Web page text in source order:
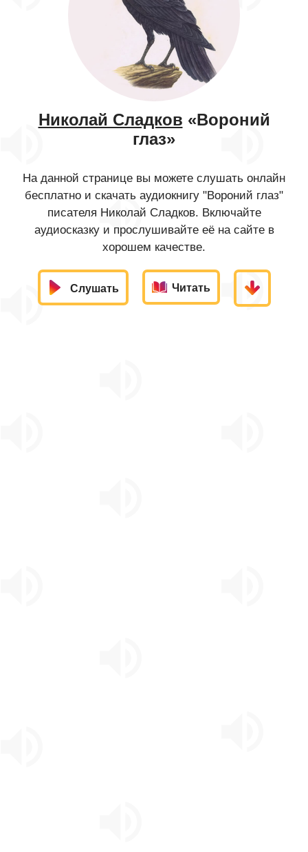
Николай Сладков «Вороний
глаз»
На данной странице вы можете слушать онлайн
бесплатно и скачать аудиокнигу "Вороний глаз"
писателя Николай Сладков. Включайте
аудиосказку и прослушивайте её на сайте в
хорошем качестве.
Слушать Читать